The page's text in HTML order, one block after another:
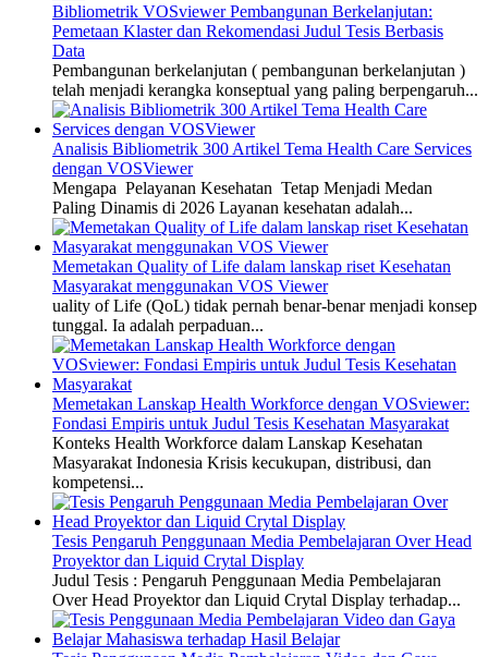
Bibliometrik VOSviewer Pembangunan Berkelanjutan:
Pemetaan Klaster dan Rekomendasi Judul Tesis Berbasis
Data
Pembangunan berkelanjutan ( pembangunan berkelanjutan )
telah menjadi kerangka konseptual yang paling berpengaruh...
Analisis Bibliometrik 300 Artikel Tema Health Care Services
dengan VOSViewer
Mengapa Pelayanan Kesehatan Tetap Menjadi Medan
Paling Dinamis di 2026 Layanan kesehatan adalah...
Memetakan Quality of Life dalam lanskap riset Kesehatan
Masyarakat menggunakan VOS Viewer
uality of Life (QoL) tidak pernah benar-benar menjadi konsep
tunggal. Ia adalah perpaduan...
Memetakan Lanskap Health Workforce dengan VOSviewer:
Fondasi Empiris untuk Judul Tesis Kesehatan Masyarakat
Konteks Health Workforce dalam Lanskap Kesehatan
Masyarakat Indonesia Krisis kecukupan, distribusi, dan
kompetensi...
Tesis Pengaruh Penggunaan Media Pembelajaran Over Head
Proyektor dan Liquid Crytal Display
Judul Tesis : Pengaruh Penggunaan Media Pembelajaran
Over Head Proyektor dan Liquid Crytal Display terhadap...